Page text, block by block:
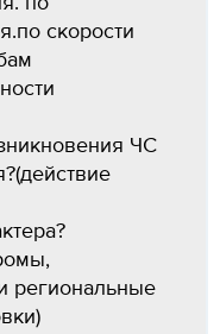
скорости
ЧС
региональные